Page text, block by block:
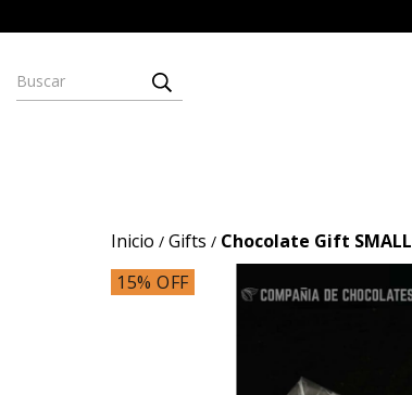
Inicio / Gifts / Chocolate Gift SMALL
15% OFF